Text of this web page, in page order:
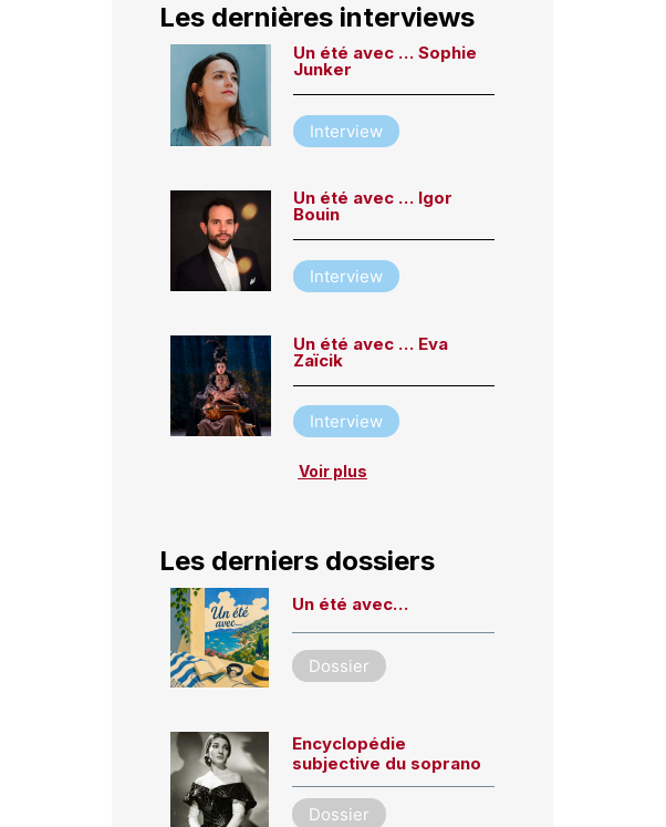
Les dernières interviews
Un été avec … Sophie
Junker
Interview
Un été avec … Igor
Bouin
Interview
Un été avec … Eva
Zaïcik
Interview
Voir plus
Les derniers dossiers
Un été avec…
Dossier
Encyclopédie
subjective du soprano
Dossier